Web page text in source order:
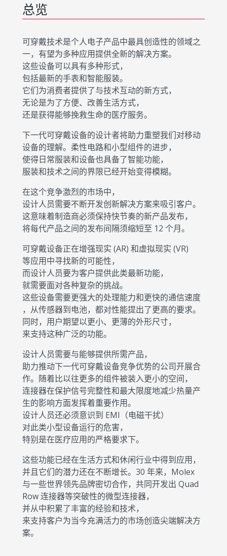
总览
可穿戴技术是个人电子产品中最具创造性的领域之
一，有望为多种应用提供全新的解决方案。
这些设备可以具有多种形式，
包括最新的手表和智能服装。
它们为消费者提供了与技术互动的新方式，
无论是为了方便、改善生活方式，
还是获得能够挽救生命的医疗服务。
下一代可穿戴设备的设计者将助力重塑我们对移动
设备的理解。柔性电路和小型组件的进步，
使得日常服装和设备也具备了智能功能，
服装和技术之间的界限已经开始变得模糊。
在这个竞争激烈的市场中，
设计人员需要不断开发创新解决方案来吸引客户。
这意味着制造商必须保持快节奏的新产品发布，
将每代产品之间的发布间隔须缩短至 12 个月。
可穿戴设备正在增强现实 (AR) 和虚拟现实 (VR)
等应用中寻找新的可能性，
而设计人员要为客户提供此类最新功能，
就需要面对各种复杂的挑战。
这些设备需要更强大的处理能力和更快的通信速度
，从传感器到电池，都对性能提出了更高的要求。
同时，用户期望以更小、更薄的外形尺寸，
来支持这种广泛的功能。
设计人员需要与能够提供所需产品，
助力推动下一代可穿戴设备竞争优势的公司开展合
作。随着比以往更多的组件被装入更小的空间，
连接器在保护信号完整性和最大限度地减少热量产
生的影响方面发挥着重要作用。
设计人员还必须意识到 EMI（电磁干扰）
对此类小型设备运行的危害，
特别是在医疗应用的严格要求下。
这些功能已经在生活方式和休闲行业中得到应用，
并且它们的潜力还在不断增长。30 年来，Molex
与一些世界领先品牌密切合作，共同开发出 Quad
Row 连接器等突破性的微型连接器，
并从中积累了丰富的经验和技术，
来支持客户为当今充满活力的市场创造尖端解决方
案。